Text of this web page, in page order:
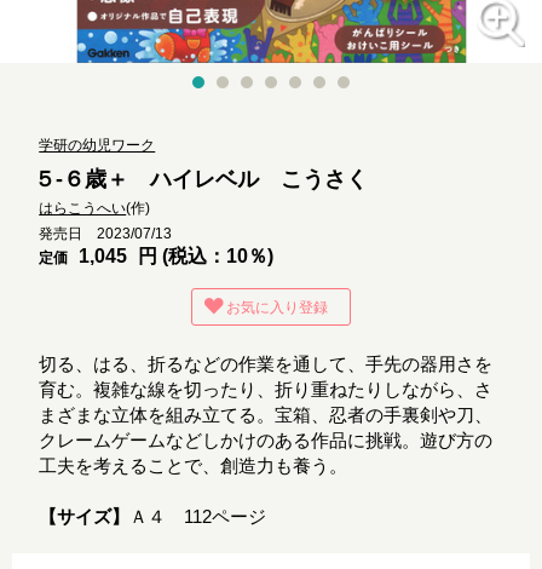
学研の幼児ワーク
５-６歳＋ ハイレベル こうさく
はらこうへい(作)
発売日 2023/07/13
定価
1,045 円 (税込：10％)
お気に入り登録
切る、はる、折るなどの作業を通して、手先の器用さを
育む。複雑な線を切ったり、折り重ねたりしながら、さ
まざまな立体を組み立てる。宝箱、忍者の手裏剣や刀、
クレームゲームなどしかけのある作品に挑戦。遊び方の
工夫を考えることで、創造力も養う。
【サイズ】 Ａ４ 112ページ